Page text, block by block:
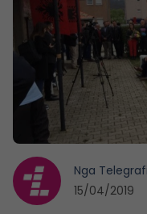
Nga Telegrafi
15/04/2019